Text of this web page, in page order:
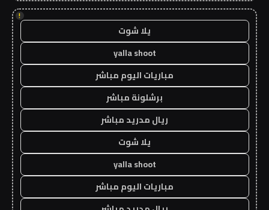
!
يلا شوت
yalla shoot
مباريات اليوم مباشر
برشلونة مباشر
ريال مدريد مباشر
يلا شوت
yalla shoot
مباريات اليوم مباشر